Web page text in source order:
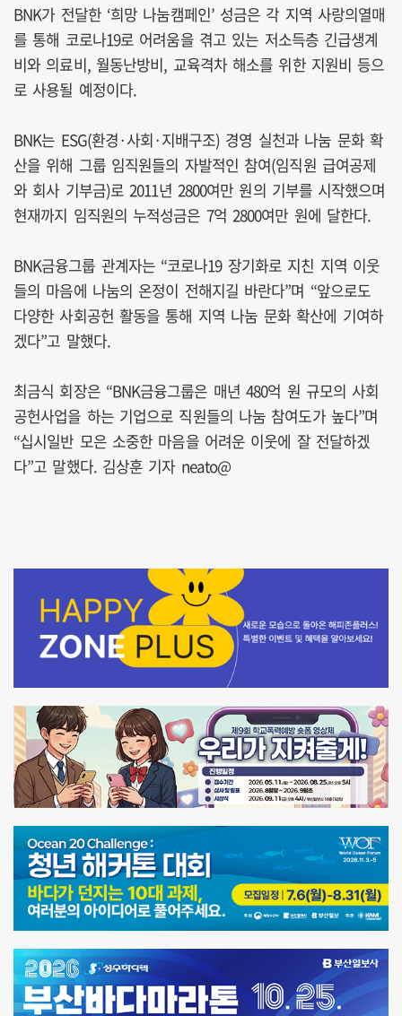
BNK가 전달한 ‘희망 나눔캠페인’ 성금은 각 지역 사랑의열매
를 통해 코로나19로 어려움을 겪고 있는 저소득층 긴급생계
비와 의료비, 월동난방비, 교육격차 해소를 위한 지원비 등으
로 사용될 예정이다.
BNK는 ESG(환경·사회·지배구조) 경영 실천과 나눔 문화 확
산을 위해 그룹 임직원들의 자발적인 참여(임직원 급여공제
와 회사 기부금)로 2011년 2800여만 원의 기부를 시작했으며
현재까지 임직원의 누적성금은 7억 2800여만 원에 달한다.
BNK금융그룹 관계자는 “코로나19 장기화로 지친 지역 이웃
들의 마음에 나눔의 온정이 전해지길 바란다”며 “앞으로도
다양한 사회공헌 활동을 통해 지역 나눔 문화 확산에 기여하
겠다”고 말했다.
최금식 회장은 “BNK금융그룹은 매년 480억 원 규모의 사회
공헌사업을 하는 기업으로 직원들의 나눔 참여도가 높다”며
“십시일반 모은 소중한 마음을 어려운 이웃에 잘 전달하겠
다”고 말했다. 김상훈 기자 neato@